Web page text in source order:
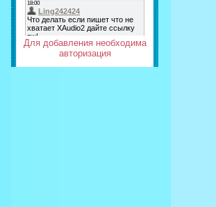
Для добавления необходима
авторизация